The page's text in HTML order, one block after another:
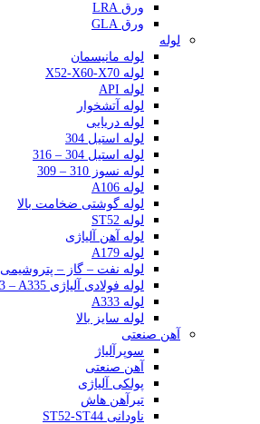
ورق LRA
ورق GLA
لوله
لوله مانیسمان
لوله X52-X60-X70
لوله API
لوله آتشخوار
لوله دریایی
لوله استیل 304
لوله استیل 304 – 316
لوله نسوز 310 – 309
لوله A106
لوله گوشتی ضخامت بالا
لوله ST52
لوله آهن آلیاژی
لوله A179
لوله نفت – گاز – پتروشیمی
لوله فولادی آلیاژی A333 – A335
لوله A333
لوله سایز بالا
آهن صنعتی
سوپرآلیاژ
آهن صنعتی
پولکی آلیاژی
تیرآهن هاش
ناودانی ST52-ST44